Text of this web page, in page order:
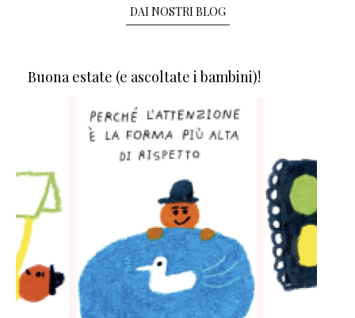
DAI NOSTRI BLOG
Buona estate (e ascoltate i bambini)!